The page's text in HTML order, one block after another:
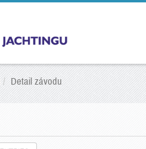
Detail závodu